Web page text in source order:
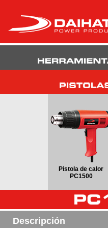
Pistola de calor
PC1500
Descripción